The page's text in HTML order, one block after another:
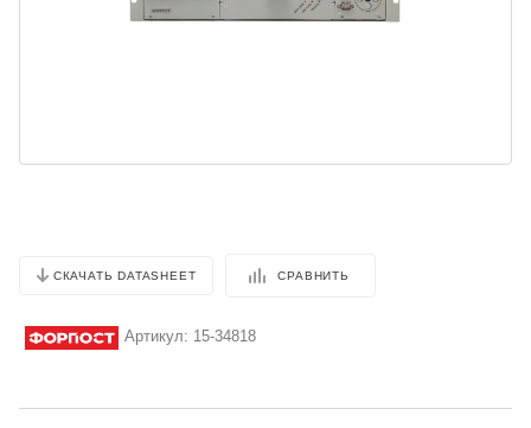
СКАЧАТЬ DATASHEET СРАВНИТЬ
Артикул: 15-34818